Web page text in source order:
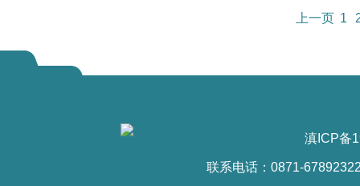
上一页 1
滇ICP备
联系电话：0871-